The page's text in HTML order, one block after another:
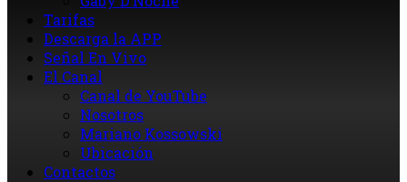
Tarifas
Descarga la APP
Señal En Vivo
El Canal
Canal de YouTube
Nosotros
Mariano Kossowski
Ubicación
Contactos